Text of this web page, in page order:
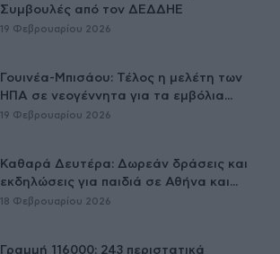
Συμβουλές από τον ΔΕΔΔΗΕ
19 Φεβρουαρίου 2026
Γουινέα-Μπισάου: Τέλος η μελέτη των
ΗΠΑ σε νεογέννητα για τα εμβόλια...
19 Φεβρουαρίου 2026
Καθαρά Δευτέρα: Δωρεάν δράσεις και
εκδηλώσεις για παιδιά σε Αθήνα και...
18 Φεβρουαρίου 2026
Γραμμή 116000: 243 περιστατικά